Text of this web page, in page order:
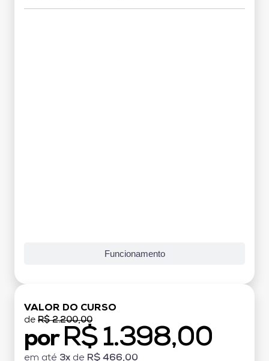
Funcionamento
VALOR DO CURSO
de R$ 2.200,00
por R$ 1.398,00
em até 3x de R$ 466,00